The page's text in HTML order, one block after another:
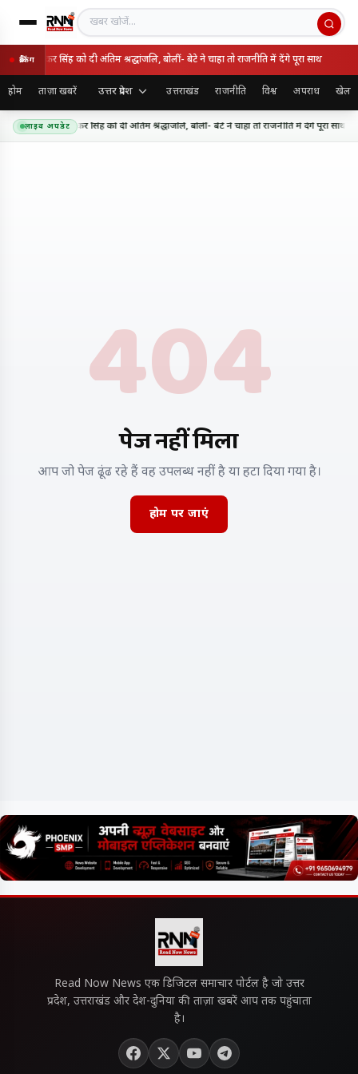
खबर खोजें
ब्रेकिंग
उमाशंकर सिंह को दी अंतिम श्रद्धांजलि, बोलीं- बेटे ने चाहा तो राजनीति में देंगे पूरा साथ
होम ताज़ा खबरें उत्तर प्रदेश उत्तराखंड राजनीति विश्व अपराध खेल
लाइव अपडेट
सहयोगी उमाशंकर सिंह को दी अंतिम श्रद्धांजलि, बोलीं- बेटे ने चाहा तो राजनीति में देंगे पूरा साथ
404
पेज नहीं मिला
आप जो पेज ढूंढ रहे हैं वह उपलब्ध नहीं है या हटा दिया गया है।
होम पर जाएं
Read Now News एक डिजिटल समाचार पोर्टल है जो उत्तर
प्रदेश, उत्तराखंड और देश-दुनिया की ताज़ा खबरें आप तक पहुंचाता
है।